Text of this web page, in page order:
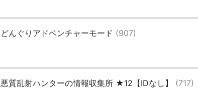
どんぐりアドベンチャーモード (907)
悪質乱射ハンターの情報収集所 ★12【IDなし】 (717)